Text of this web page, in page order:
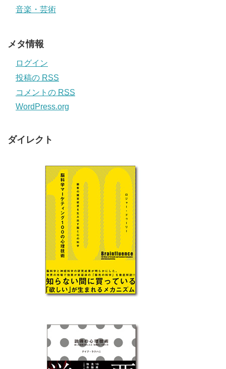
音楽・芸術
メタ情報
ログイン
投稿の RSS
コメントの RSS
WordPress.org
ダイレクト